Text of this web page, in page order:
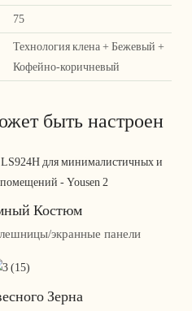
75
Технология клена + Бежевый +
Кофейно-коричневый
быть настроен
Костюм
экранные панели
Зерна